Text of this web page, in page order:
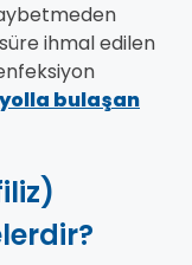
ihmal edilen
bulaşan